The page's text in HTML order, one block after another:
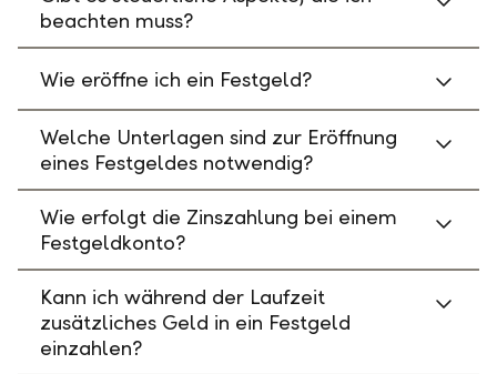
beachten muss?
Wie eröffne ich ein Festgeld?
Welche Unterlagen sind zur Eröffnung
eines Festgeldes notwendig?
Wie erfolgt die Zinszahlung bei einem
Festgeldkonto?
Kann ich während der Laufzeit
zusätzliches Geld in ein Festgeld
einzahlen?